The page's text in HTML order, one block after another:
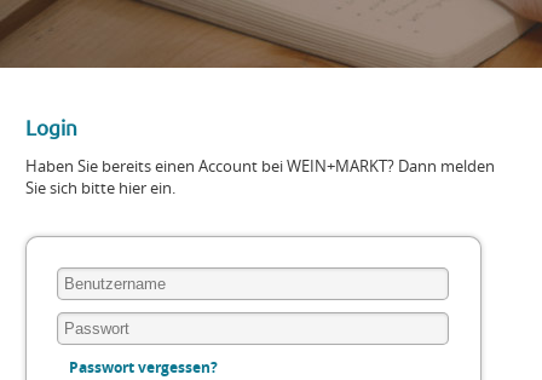
Login
Haben Sie bereits einen Account bei WEIN+MARKT? Dann melden
Sie sich bitte hier ein.
Passwort vergessen?